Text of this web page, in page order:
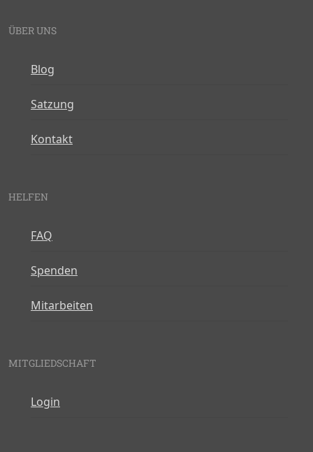
ÜBER UNS
Blog
Satzung
Kontakt
HELFEN
FAQ
Spenden
Mitarbeiten
MITGLIEDSCHAFT
Login